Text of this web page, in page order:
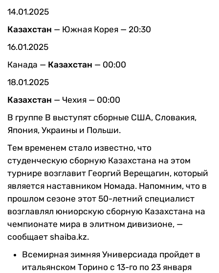
14.01.2025
Казахстан — Южная Корея — 20:30
16.01.2025
Канада — Казахстан — 00:00
18.01.2025
Казахстан — Чехия — 00:00
В группе В выступят сборные США, Словакия,
Япония, Украины и Польши.
Тем временем стало известно, что
студенческую сборную Казахстана на этом
турнире возглавит Георгий Верещагин, который
является наставником Номада. Напомним, что в
прошлом сезоне этот 50-летний специалист
возглавлял юниорскую сборную Казахстана на
чемпионате мира в элитном дивизионе, —
сообщает shaiba.kz.
Всемирная зимняя Универсиада пройдет в
итальянском Торино с 13-го по 23 января